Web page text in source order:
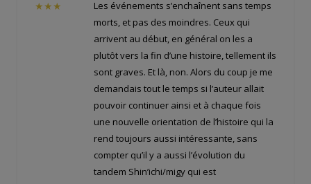
★★★
Les événements s’enchaînent sans temps
morts, et pas des moindres. Ceux qui
arrivent au début, en général on les a
plutôt vers la fin d’une histoire, tellement ils
sont graves. Et là, non. Alors du coup je me
demandais tout le temps si l’auteur allait
pouvoir continuer ainsi et à chaque fois
une nouvelle orientation de l’histoire qui la
rend toujours aussi intéressante, sans
compter qu’il y a aussi l’évolution du
tandem Shin’ichi/migy qui est